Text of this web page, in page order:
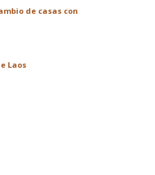
de casas con
Laos